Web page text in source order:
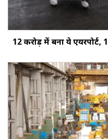
12 करोड़ में बना ये एयरपोर्ट,